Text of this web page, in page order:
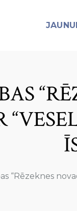
“Rēzeknes